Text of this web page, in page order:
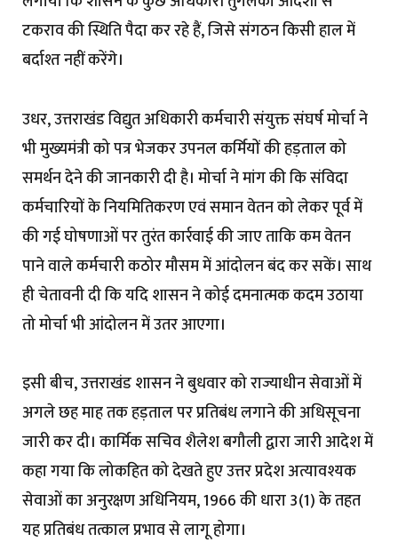
टकराव की स्थिति पैदा कर रहे हैं, जिसे संगठन किसी हाल में
बर्दाश्त नहीं करेंगे।
उधर, उत्तराखंड विद्युत अधिकारी कर्मचारी संयुक्त संघर्ष मोर्चा ने
भी मुख्यमंत्री को पत्र भेजकर उपनल कर्मियों की हड़ताल को
समर्थन देने की जानकारी दी है। मोर्चा ने मांग की कि संविदा
कर्मचारियों के नियमितिकरण एवं समान वेतन को लेकर पूर्व में
की गई घोषणाओं पर तुरंत कार्रवाई की जाए ताकि कम वेतन
पाने वाले कर्मचारी कठोर मौसम में आंदोलन बंद कर सकें। साथ
ही चेतावनी दी कि यदि शासन ने कोई दमनात्मक कदम उठाया
तो मोर्चा भी आंदोलन में उतर आएगा।
इसी बीच, उत्तराखंड शासन ने बुधवार को राज्याधीन सेवाओं में
अगले छह माह तक हड़ताल पर प्रतिबंध लगाने की अधिसूचना
जारी कर दी। कार्मिक सचिव शैलेश बगौली द्वारा जारी आदेश में
कहा गया कि लोकहित को देखते हुए उत्तर प्रदेश अत्यावश्यक
सेवाओं का अनुरक्षण अधिनियम, 1966 की धारा 3(1) के तहत
यह प्रतिबंध तत्काल प्रभाव से लागू होगा।